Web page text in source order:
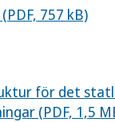
757 kB)
för det
(PDF, 1,5